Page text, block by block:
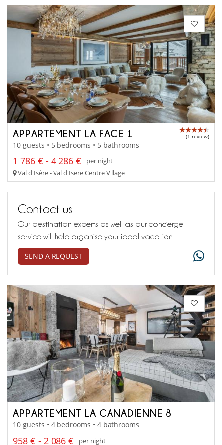
APPARTEMENT LA FACE 1 (1 review)
10 guests • 5 bedrooms • 5 bathrooms
1 786 € - 4 286 €
per night
Val d'Isère - Val d'Isere Centre Village
Contact us
Our destination experts as well as our concierge
service will help organise your ideal vacation
SEND A REQUEST
APPARTEMENT LA CANADIENNE 8
10 guests • 4 bedrooms • 4 bathrooms
958 € - 2 086 € per night